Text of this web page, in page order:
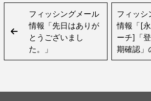
フィッシングメール
情報「先日はありが
とうございまし
た。」
フィッシ
情報「[
ーチ]「
期確認」